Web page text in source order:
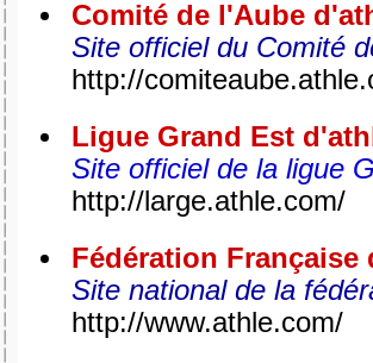
Comité de l'Aube
Site officiel du Comité
http://
Ligue Grand Est
Site officiel de la ligue
http://large.athle.com/
Fédération
Site national de la
http://www.athle.com/